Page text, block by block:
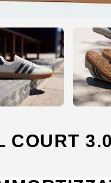
COURT 3.0